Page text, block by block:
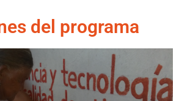
del programa